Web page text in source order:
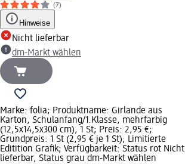
(7)
Hinweise
Nicht lieferbar
dm-Markt wählen
Marke: folia; Produktname: Girlande aus
Karton, Schulanfang/1.Klasse, mehrfarbig
(12,5x14,5x300 cm), 1 St; Preis: 2,95 €;
Grundpreis: 1 St (2,95 € je 1 St); Limitierte
Editition Grafik; Verfügbarkeit: Status rot Nicht
lieferbar, Status grau dm-Markt wählen